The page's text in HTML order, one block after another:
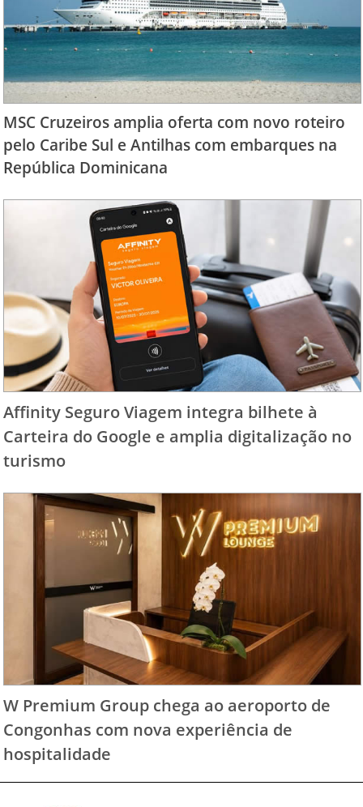
MSC Cruzeiros amplia oferta com novo roteiro
pelo Caribe Sul e Antilhas com embarques na
República Dominicana
Affinity Seguro Viagem integra bilhete à
Carteira do Google e amplia digitalização no
turismo
W Premium Group chega ao aeroporto de
Congonhas com nova experiência de
hospitalidade